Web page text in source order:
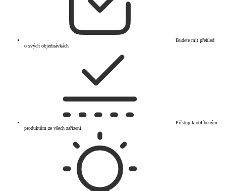
Budete mít přehled
o svých objednávkách
Přístup k oblíbeným
produktům ze všech zařízení